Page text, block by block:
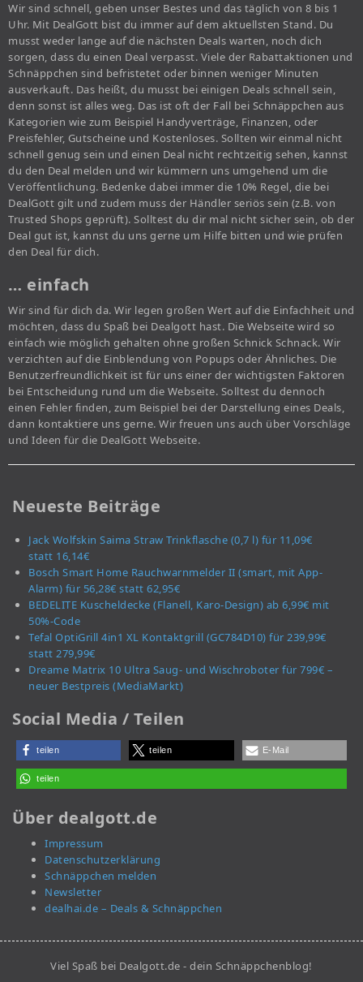
Wir sind schnell, geben unser Bestes und das täglich von 8 bis 1
Uhr. Mit DealGott bist du immer auf dem aktuellsten Stand. Du
musst weder lange auf die nächsten Deals warten, noch dich
sorgen, dass du einen Deal verpasst. Viele der Rabattaktionen und
Schnäppchen sind befristetet oder binnen weniger Minuten
ausverkauft. Das heißt, du musst bei einigen Deals schnell sein,
denn sonst ist alles weg. Das ist oft der Fall bei Schnäppchen aus
Kategorien wie zum Beispiel Handyverträge, Finanzen, oder
Preisfehler, Gutscheine und Kostenloses. Sollten wir einmal nicht
schnell genug sein und einen Deal nicht rechtzeitig sehen, kannst
du den Deal melden und wir kümmern uns umgehend um die
Veröffentlichung. Bedenke dabei immer die 10% Regel, die bei
DealGott gilt und zudem muss der Händler seriös sein (z.B. von
Trusted Shops geprüft). Solltest du dir mal nicht sicher sein, ob der
Deal gut ist, kannst du uns gerne um Hilfe bitten und wie prüfen
den Deal für dich.
… einfach
Wir sind für dich da. Wir legen großen Wert auf die Einfachheit und
möchten, dass du Spaß bei Dealgott hast. Die Webseite wird so
einfach wie möglich gehalten ohne großen Schnick Schnack. Wir
verzichten auf die Einblendung von Popups oder Ähnliches. Die
Benutzerfreundlichkeit ist für uns einer der wichtigsten Faktoren
bei Entscheidung rund um die Webseite. Solltest du dennoch
einen Fehler finden, zum Beispiel bei der Darstellung eines Deals,
dann kontaktiere uns gerne. Wir freuen uns auch über Vorschläge
und Ideen für die DealGott Webseite.
Neueste Beiträge
Jack Wolfskin Saima Straw Trinkflasche (0,7 l) für 11,09€
statt 16,14€
Bosch Smart Home Rauchwarnmelder II (smart, mit App-
Alarm) für 56,28€ statt 62,95€
BEDELITE Kuscheldecke (Flanell, Karo-Design) ab 6,99€ mit
50%-Code
Tefal OptiGrill 4in1 XL Kontaktgrill (GC784D10) für 239,99€
statt 279,99€
Dreame Matrix 10 Ultra Saug- und Wischroboter für 799€ –
neuer Bestpreis (MediaMarkt)
Social Media / Teilen
teilen teilen E-Mail
teilen
Über dealgott.de
Impressum
Datenschutzerklärung
Schnäppchen melden
Newsletter
dealhai.de – Deals & Schnäppchen
Viel Spaß bei Dealgott.de - dein Schnäppchenblog!